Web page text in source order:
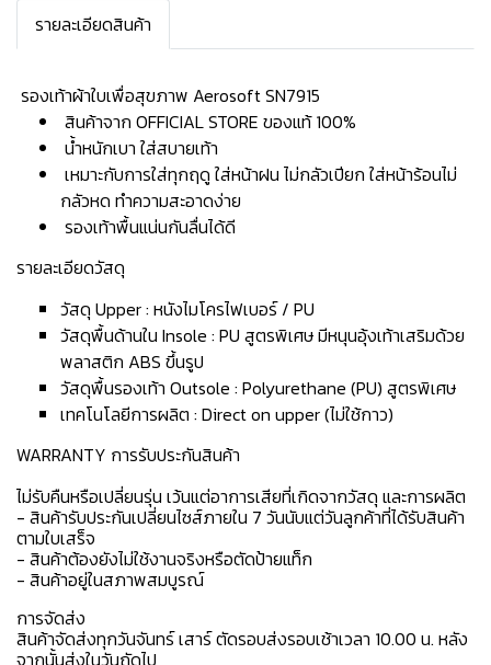
รายละเอียดสินค้า
️ รองเท้าผ้าใบเพื่อสุขภาพ Aerosoft SN7915
สินค้าจาก OFFICIAL STORE ของแท้ 100%
น้ำหนักเบา ใส่สบายเท้า
เหมาะกับการใส่ทุกฤดู ใส่หน้าฝน ไม่กลัวเปียก ใส่หน้าร้อนไม่
กลัวหด ทำความสะอาดง่าย
รองเท้าพื้นแน่นกันลื่นได้ดี
รายละเอียดวัสดุ
วัสดุ Upper : หนังไมโครไฟเบอร์ / PU
วัสดุพื้นด้านใน Insole : PU สูตรพิเศษ มีหนุนอุ้งเท้าเสริมด้วย
พลาสติก ABS ขึ้นรูป
วัสดุพื้นรองเท้า Outsole : Polyurethane (PU) สูตรพิเศษ
เทคโนโลยีการผลิต : Direct on upper (ไม่ใช้กาว)
WARRANTY การรับประกันสินค้า
ไม่รับคืนหรือเปลี่ยนรุ่น เว้นแต่อาการเสียที่เกิดจากวัสดุ และการผลิต
- สินค้ารับประกันเปลี่ยนไซส์ภายใน 7 วันนับแต่วันลูกค้าที่ได้รับสินค้า
ตามใบเสร็จ
- สินค้าต้องยังไม่ใช้งานจริงหรือตัดป้ายแท็ก
- สินค้าอยู่ในสภาพสมบูรณ์
การจัดส่ง
สินค้าจัดส่งทุกวันจันทร์ เสาร์ ตัดรอบส่งรอบเช้าเวลา 10.00 น. หลัง
จากนั้นส่งในวันถัดไป